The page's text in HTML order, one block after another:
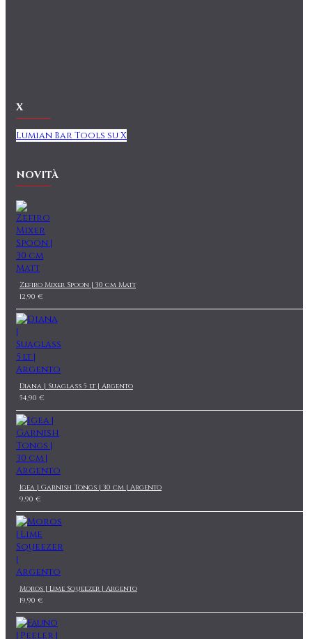
X
Lumian Bar Tools su X
NOVITÀ
Zefiro Mixer Spoon | 30 cm Matt
12,90 €
Diana | Suaglass 5 lt | Argento
54,90 €
Igea | Garnish Tongs | 30 cm | Argento
9,90 €
Moros | Lime Squeezer | Argento
19,90 €